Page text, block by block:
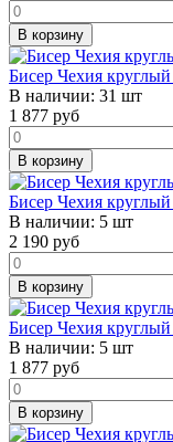
В корзину
Бисер Чехия
В наличии: 31 шт
1 877 руб
В корзину
Бисер Чехия
В наличии: 5 шт
2 190 руб
В корзину
Бисер Чехия
В наличии: 5 шт
1 877 руб
В корзину